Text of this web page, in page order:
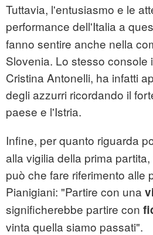
Tuttavia, l'entusiasmo e le
performance dell'Italia a
fanno sentire anche nella
Slovenia. Lo stesso console
Cristina Antonelli, ha infatti
degli azzurri ricordando il
paese e l'Istria.
Infine, per quanto riguarda
alla vigilia della prima
può che fare riferimento alle
Pianigiani: "Partire con una
significherebbe partire con
vinta quella siamo passati".